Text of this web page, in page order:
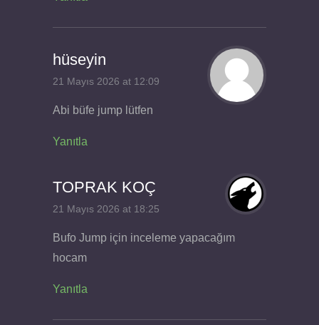
hüseyin
21 Mayıs 2026 at 12:09
Abi büfe jump lütfen
Yanıtla
TOPRAK KOÇ
21 Mayıs 2026 at 18:25
Bufo Jump için inceleme yapacağım
hocam
Yanıtla